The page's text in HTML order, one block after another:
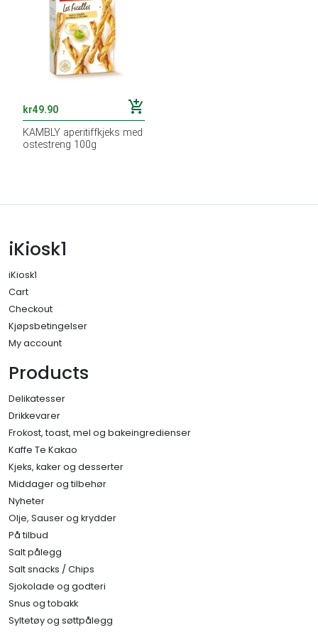
kr49.90 add_shopping_cart
KAMBLY aperitiffkjeks med
ostestreng 100g
iKiosk1
iKiosk1
Cart
Checkout
Kjøpsbetingelser
My account
Products
Delikatesser
Drikkevarer
Frokost, toast, mel og bakeingredienser
Kaffe Te Kakao
Kjeks, kaker og desserter
Middager og tilbehør
Nyheter
Olje, Sauser og krydder
På tilbud
Salt pålegg
Salt snacks / Chips
Sjokolade og godteri
Snus og tobakk
Syltetøy og søttpålegg